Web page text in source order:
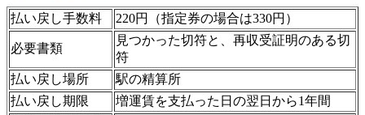
払い戻し手数料 220円（指定券の場合は330円）
必要書類
見つかった切符と、再収受証明のある切
符
払い戻し場所
駅の精算所
払い戻し期限
増運賃を支払った日の翌日から1年間